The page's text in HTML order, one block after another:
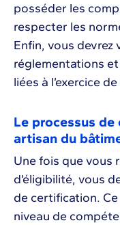
posséder les
respecter les
Enfin, vous
réglementations
liées à l’exercice
Le processus
artisan du
Une fois que vous
d’éligibilité, vous
de certification.
niveau de